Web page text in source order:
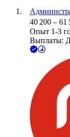
40 200 – 61
Опыт 1-3
Выплаты: